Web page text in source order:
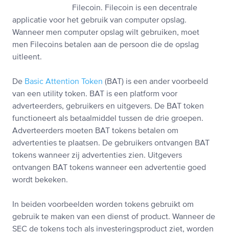
Filecoin. Filecoin is een decentrale
applicatie voor het gebruik van computer opslag.
Wanneer men computer opslag wilt gebruiken, moet
men Filecoins betalen aan de persoon die de opslag
uitleent.
De Basic Attention Token (BAT) is een ander voorbeeld
van een utility token. BAT is een platform voor
adverteerders, gebruikers en uitgevers. De BAT token
functioneert als betaalmiddel tussen de drie groepen.
Adverteerders moeten BAT tokens betalen om
advertenties te plaatsen. De gebruikers ontvangen BAT
tokens wanneer zij advertenties zien. Uitgevers
ontvangen BAT tokens wanneer een advertentie goed
wordt bekeken.
In beiden voorbeelden worden tokens gebruikt om
gebruik te maken van een dienst of product. Wanneer de
SEC de tokens toch als investeringsproduct ziet, worden